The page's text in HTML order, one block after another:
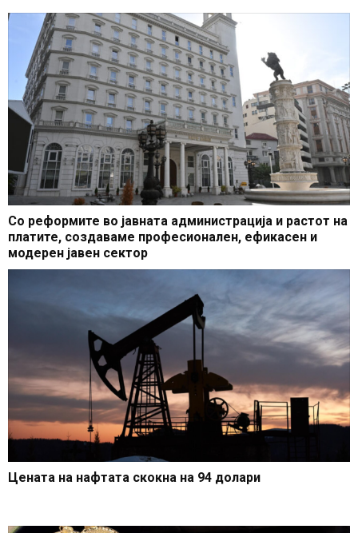
Со реформите во јавната администрација и растот на
платите, создаваме професионален, ефикасен и
модерен јавен сектор
Цената на нафтата скокна на 94 долари